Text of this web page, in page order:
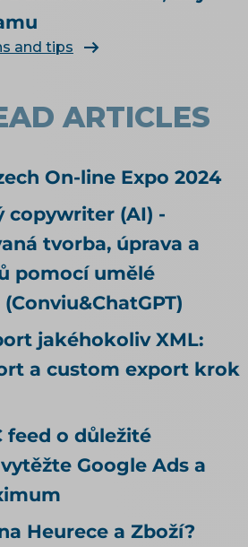
naplnit produktová
produktové feedy a
and tips
ARTICLES
On-line Expo 2024
copywriter (AI) -
tvorba, úprava a
pomocí umělé
jakéhokoliv XML:
a custom export krok
feed o důležité
Google Ads a
Heurece a Zboží?